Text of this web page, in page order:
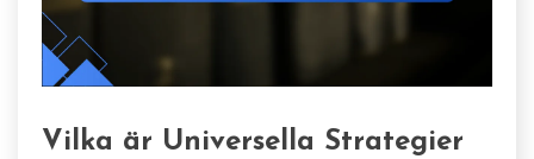
Vilka är Universella Strategier